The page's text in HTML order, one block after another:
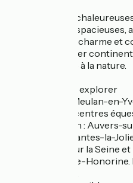
Des chambres
Nos chambres spacieuses,
jumeaux, allient charme et
un petit-déjeuner
ensoleillée, face à la nature.
Une territoire à explorer
À deux pas de Meulan-en-
de randonnée, centres
trésors du Vexin : Auvers-
Collégiale de Mantes-la-
une croisière sur la Seine
Conflans-Sainte-